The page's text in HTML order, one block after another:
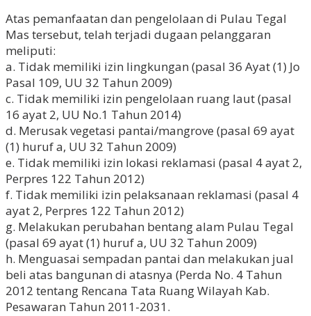
Atas pemanfaatan dan pengelolaan di Pulau Tegal
Mas tersebut, telah terjadi dugaan pelanggaran
meliputi:
a. Tidak memiliki izin lingkungan (pasal 36 Ayat (1) Jo
Pasal 109, UU 32 Tahun 2009)
c. Tidak memiliki izin pengelolaan ruang laut (pasal
16 ayat 2, UU No.1 Tahun 2014)
d. Merusak vegetasi pantai/mangrove (pasal 69 ayat
(1) huruf a, UU 32 Tahun 2009)
e. Tidak memiliki izin lokasi reklamasi (pasal 4 ayat 2,
Perpres 122 Tahun 2012)
f. Tidak memiliki izin pelaksanaan reklamasi (pasal 4
ayat 2, Perpres 122 Tahun 2012)
g. Melakukan perubahan bentang alam Pulau Tegal
(pasal 69 ayat (1) huruf a, UU 32 Tahun 2009)
h. Menguasai sempadan pantai dan melakukan jual
beli atas bangunan di atasnya (Perda No. 4 Tahun
2012 tentang Rencana Tata Ruang Wilayah Kab.
Pesawaran Tahun 2011-2031.